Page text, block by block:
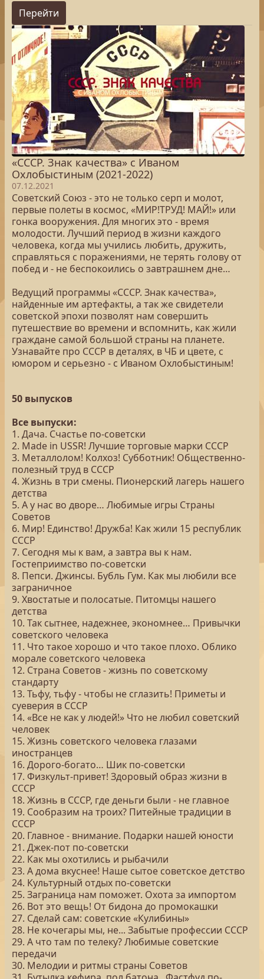
Перейти
«СССР. Знак качества» с Иваном
Охлобыстиным (2021-2022)
07.12.2021
Советский Союз - это не только серп и молот,
первые полеты в космос, «МИР!ТРУД! МАЙ!» или
гонка вооружения. Для многих это - время
молодости. Лучший период в жизни каждого
человека, когда мы учились любить, дружить,
справляться с поражениями, не терять голову от
побед и - не беспокоились о завтрашнем дне…
Ведущий программы «СССР. Знак качества»,
найденные им артефакты, а так же свидетели
советской эпохи позволят нам совершить
путешествие во времени и вспомнить, как жили
граждане самой большой страны на планете.
Узнавайте про СССР в деталях, в ЧБ и цвете, с
юмором и серьезно - с Иваном Охлобыстиным!
50 выпусков
Все выпуски:
1. Дача. Счастье по-советски
2. Made in USSR! Лучшие торговые марки СССР
3. Металлолом! Колхоз! Субботник! Общественно-
полезный труд в СССР
4. Жизнь в три смены. Пионерский лагерь нашего
детства
5. А у нас во дворе… Любимые игры Страны
Советов
6. Мир! Единство! Дружба! Как жили 15 республик
СССР
7. Сегодня мы к вам, а завтра вы к нам.
Гостеприимство по-советски
8. Пепси. Джинсы. Бубль Гум. Как мы любили все
заграничное
9. Хвостатые и полосатые. Питомцы нашего
детства
10. Так сытнее, надежнее, экономнее… Привычки
советского человека
11. Что такое хорошо и что такое плохо. Облико
морале советского человека
12. Страна Советов - жизнь по советскому
стандарту
13. Тьфу, тьфу - чтобы не сглазить! Приметы и
суеверия в СССР
14. «Все не как у людей!» Что не любил советский
человек
15. Жизнь советского человека глазами
иностранцев
16. Дорого-богато… Шик по-советски
17. Физкульт-привет! Здоровый образ жизни в
СССР
18. Жизнь в СССР, где деньги были - не главное
19. Сообразим на троих? Питейные традиции в
СССР
20. Главное - внимание. Подарки нашей юности
21. Джек-пот по-советски
22. Как мы охотились и рыбачили
23. А дома вкуснее! Наше сытое советское детство
24. Культурный отдых по-советски
25. Заграница нам поможет. Охота за импортом
26. Вот это вещь! От бидона до промокашки
27. Сделай сам: советские «Кулибины»
28. Не кочегары мы, не... Забытые профессии СССР
29. А что там по телеку? Любимые советские
передачи
30. Мелодии и ритмы страны Советов